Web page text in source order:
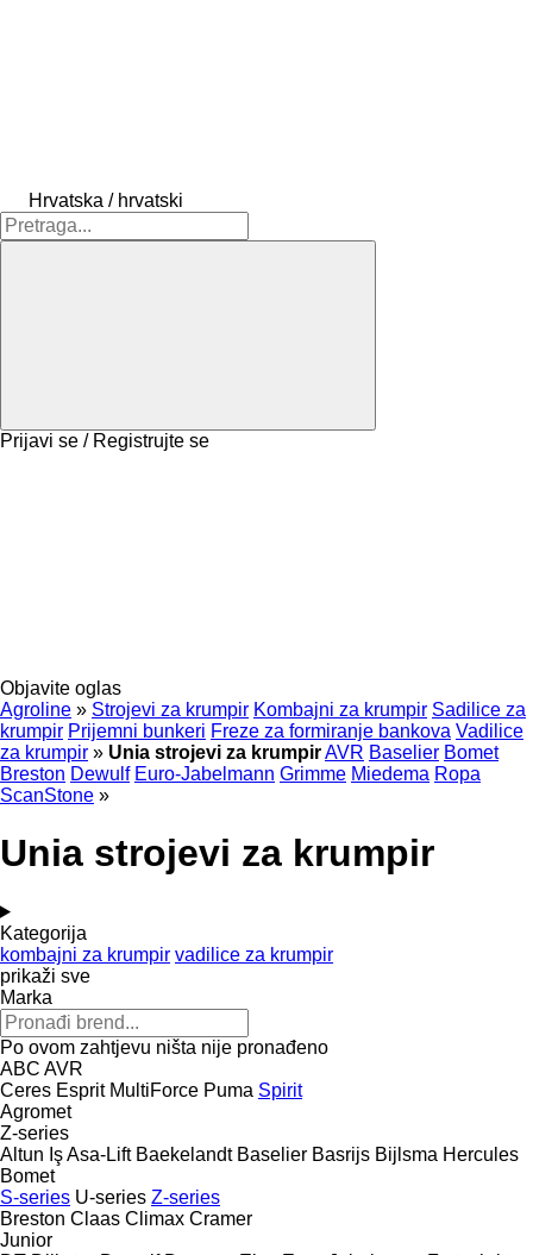
Hrvatska / hrvatski
Prijavi se / Registrujte se
Objavite oglas
Agroline » Strojevi za krumpir Kombajni za krumpir Sadilice za
krumpir Prijemni bunkeri Freze za formiranje bankova Vadilice
za krumpir » Unia strojevi za krumpirAVR Baselier Bomet
Breston Dewulf Euro-Jabelmann Grimme Miedema Ropa
ScanStone »
Unia strojevi za krumpir
Kategorija
kombajni za krumpir vadilice za krumpir
prikaži sve
Marka
Po ovom zahtjevu ništa nije pronađeno
ABC AVR
Ceres Esprit MultiForce Puma Spirit
Agromet
Z-series
Altun IşAsa-Lift Baekelandt Baselier Basrijs Bijlsma Hercules
Bomet
S-series U-series Z-series
Breston Claas Climax Cramer
Junior